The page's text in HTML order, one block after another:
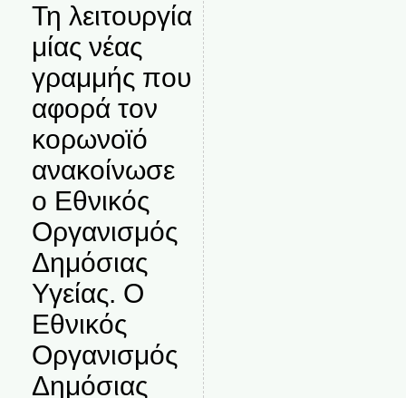
Τη λειτουργία
μίας νέας
γραμμής που
αφορά τον
κορωνοϊό
ανακοίνωσε
ο Εθνικός
Οργανισμός
Δημόσιας
Υγείας. Ο
Εθνικός
Οργανισμός
Δημόσιας